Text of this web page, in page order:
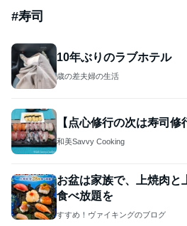
#寿司
10年ぶりのラブホテル
歳の差夫婦の生活
【点心修行の次は寿司
和美Savvy Cooking
お盆は家族で、上焼肉と
食べ放題を
すすめ！ヴァイキングのブログ